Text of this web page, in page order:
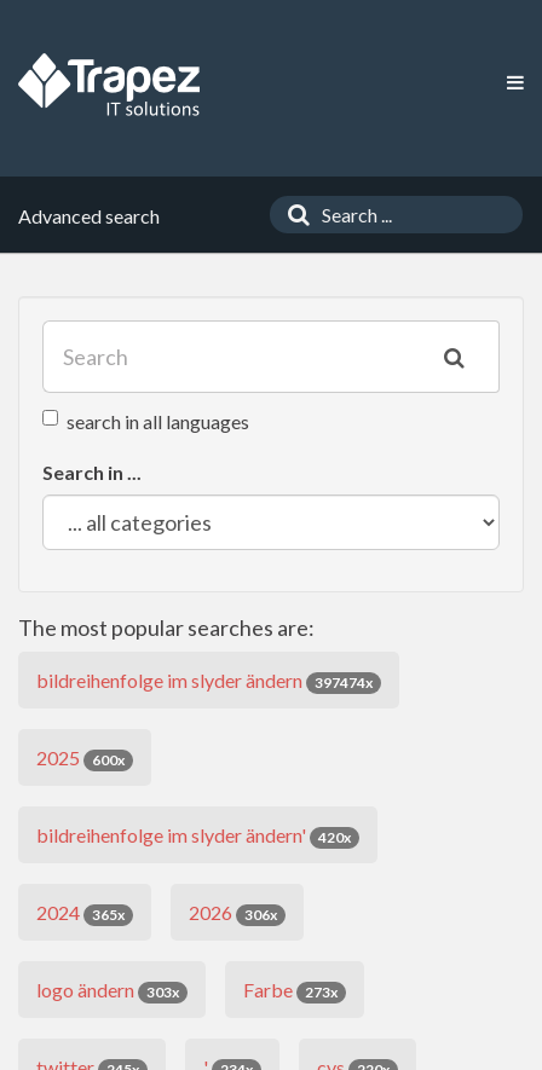
Advanced search
search in all languages
Search in ...
The most popular searches are:
bildreihenfolge im slyder ändern 397474x
2025 600x
bildreihenfolge im slyder ändern' 420x
2024 365x 2026 306x
logo ändern 303x Farbe 273x